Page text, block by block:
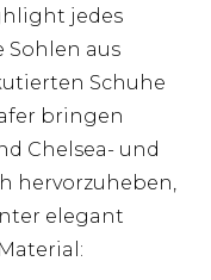
jedes
Sohlen aus
Schuhe
bringen
Chelsea- und
hervorzuheben,
elegant